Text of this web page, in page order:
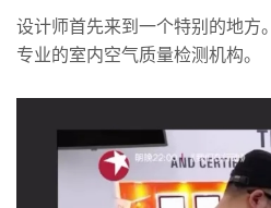
设计师首先来到一个特别的地方。
专业的室内空气质量检测机构。